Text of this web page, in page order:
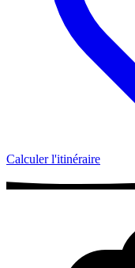
Calculer l'itinéraire